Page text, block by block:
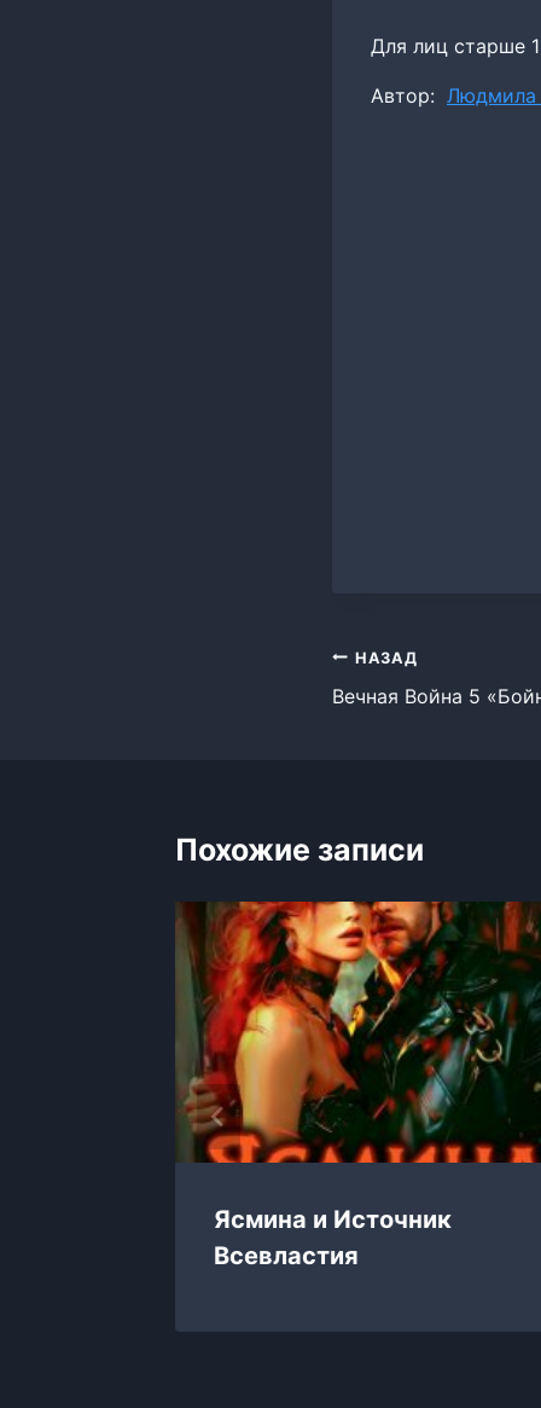
Для лиц старше
Метки
Автор: Людмила
Навигация
по
НАЗАД
Вечная Война 5
Похожие записи
Ясмина и Источник
Всевластия